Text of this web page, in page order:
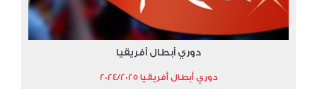
دوري أبطال أفريقيا
دوري أبطال أفريقيا 2024/2025